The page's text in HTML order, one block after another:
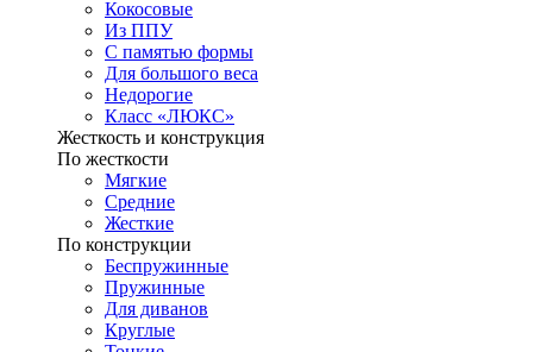
Кокосовые
Из ППУ
С памятью формы
Для большого веса
Недорогие
Класс «ЛЮКС»
Жесткость и конструкция
По жесткости
Мягкие
Средние
Жесткие
По конструкции
Беспружинные
Пружинные
Для диванов
Круглые